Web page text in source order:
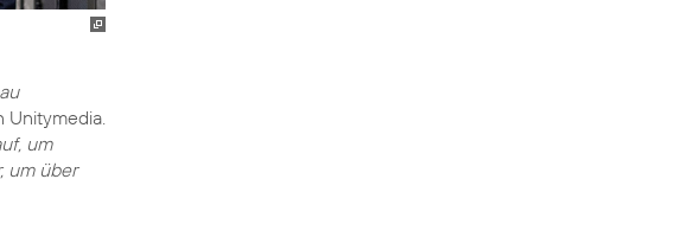
Unitymedia.
um
um über